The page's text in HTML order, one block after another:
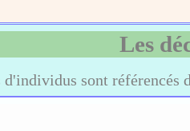
Les
sont référencés